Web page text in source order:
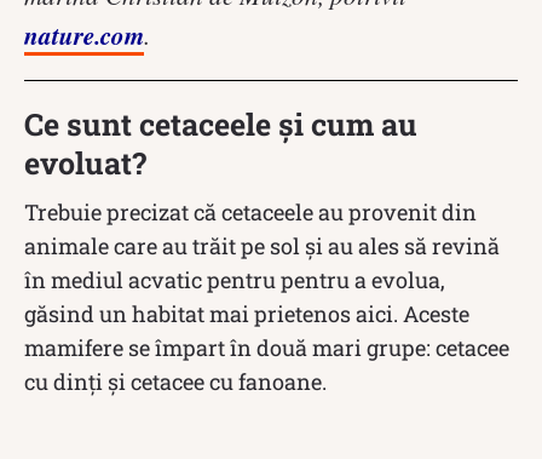
nature.com.
Ce sunt cetaceele și cum au
evoluat?
Trebuie precizat că cetaceele au provenit din
animale care au trăit pe sol și au ales să revină
în mediul acvatic pentru pentru a evolua,
găsind un habitat mai prietenos aici. Aceste
mamifere se împart în două mari grupe: cetacee
cu dinți și cetacee cu fanoane.